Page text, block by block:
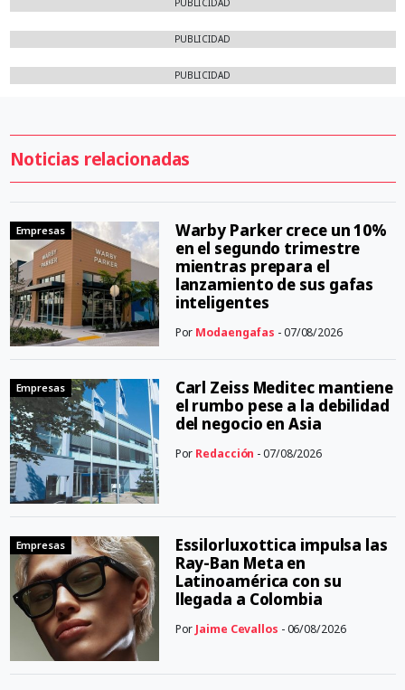
PUBLICIDAD
PUBLICIDAD
Noticias relacionadas
Empresas
Warby Parker crece un 10%
en el segundo trimestre
mientras prepara el
lanzamiento de sus gafas
inteligentes
Por Modaengafas - 07/08/2026
Empresas
Carl Zeiss Meditec mantiene
el rumbo pese a la debilidad
del negocio en Asia
Por Redacción - 07/08/2026
Empresas
Essilorluxottica impulsa las
Ray-Ban Meta en
Latinoamérica con su
llegada a Colombia
Por Jaime Cevallos - 06/08/2026